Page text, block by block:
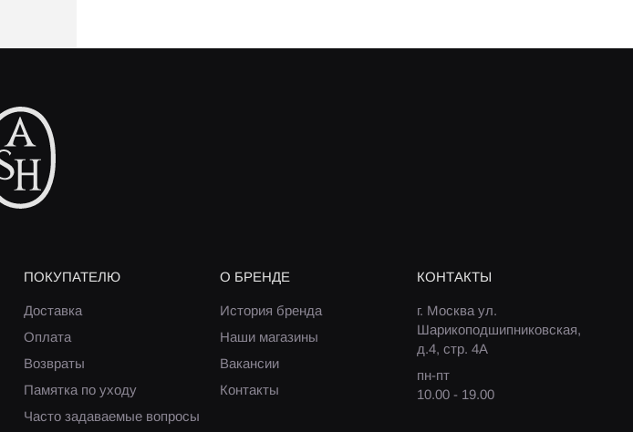
ПОКУПАТЕЛЮ
Доставка
Оплата
Возвраты
Памятка по уходу
Часто задаваемые вопросы
О БРЕНДЕ
История бренда
Наши магазины
Вакансии
Контакты
КОНТАКТЫ
г. Москва ул.
Шарикоподшипниковская,
д.4, стр. 4А
пн-пт
10.00 - 19.00